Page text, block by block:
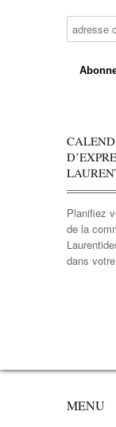
Planifiez
de la
dans
MENU